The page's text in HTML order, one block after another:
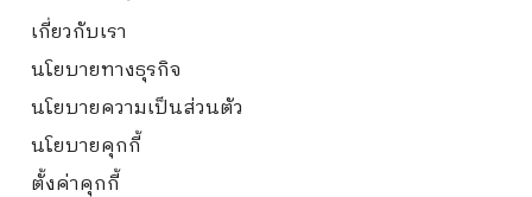
เกี่ยวกับเรา
นโยบายทางธุรกิจ
นโยบายความเป็นส่วนตัว
นโยบายคุกกี้
ตั้งค่าคุกกี้